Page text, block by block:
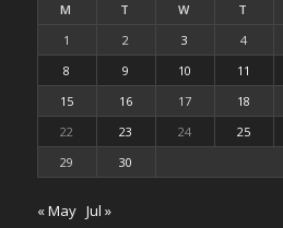
M T W T
1
2 3 4
8
9 10 11
15
16 17 18
22
23 24 25
29
30
« May Jul »